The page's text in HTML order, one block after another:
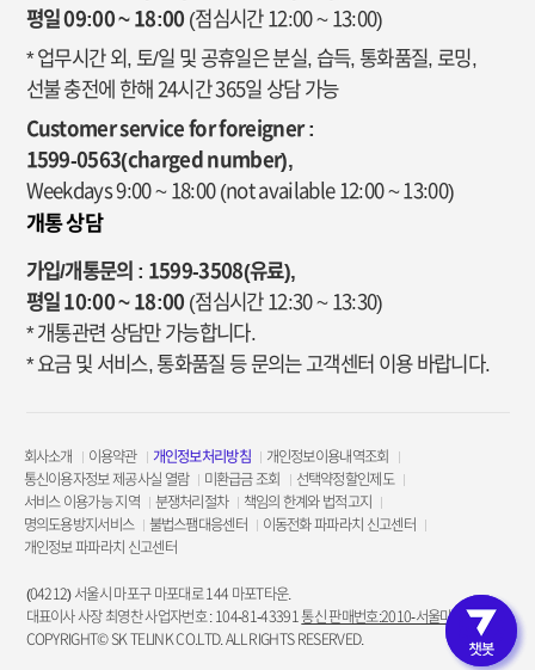
고객인증
평일 09:00 ~ 18:00 (점심시간 12:00 ~ 13:00)
* 업무시간 외, 토/일 및 공휴일은 분실, 습득, 통화품질, 로밍,
선불 충전에 한해 24시간 365일 상담 가능
Customer service for foreigner :
1599-0563(charged number),
Weekdays 9:00 ~ 18:00 (not available 12:00 ~ 13:00)
개통 상담
가입/개통문의 : 1599-3508(유료),
평일 10:00 ~ 18:00 (점심시간 12:30 ~ 13:30)
* 개통관련 상담만 가능합니다.
* 요금 및 서비스, 통화품질 등 문의는 고객센터 이용 바랍니다.
회사소개 이용약관 개인정보처리방침
개인정보이용내역조회
통신이용자정보 제공사실 열람
미환급금 조회
선택약정할인제도
서비스 이용가능 지역
분쟁처리절차
책임의 한계와 법적고지
명의도용방지서비스
불법스팸대응센터
이동전화 파파라치 신고센터
개인정보 파파라치 신고센터
(04212) 서울시 마포구 마포대로 144 마포T타운.
대표이사 사장 최영찬 사업자번호 : 104-81-43391통신 판매번호:2010-서울마포-3953
COPYRIGHT© SK TELINK CO.LTD. ALL RIGHTS RESERVED.